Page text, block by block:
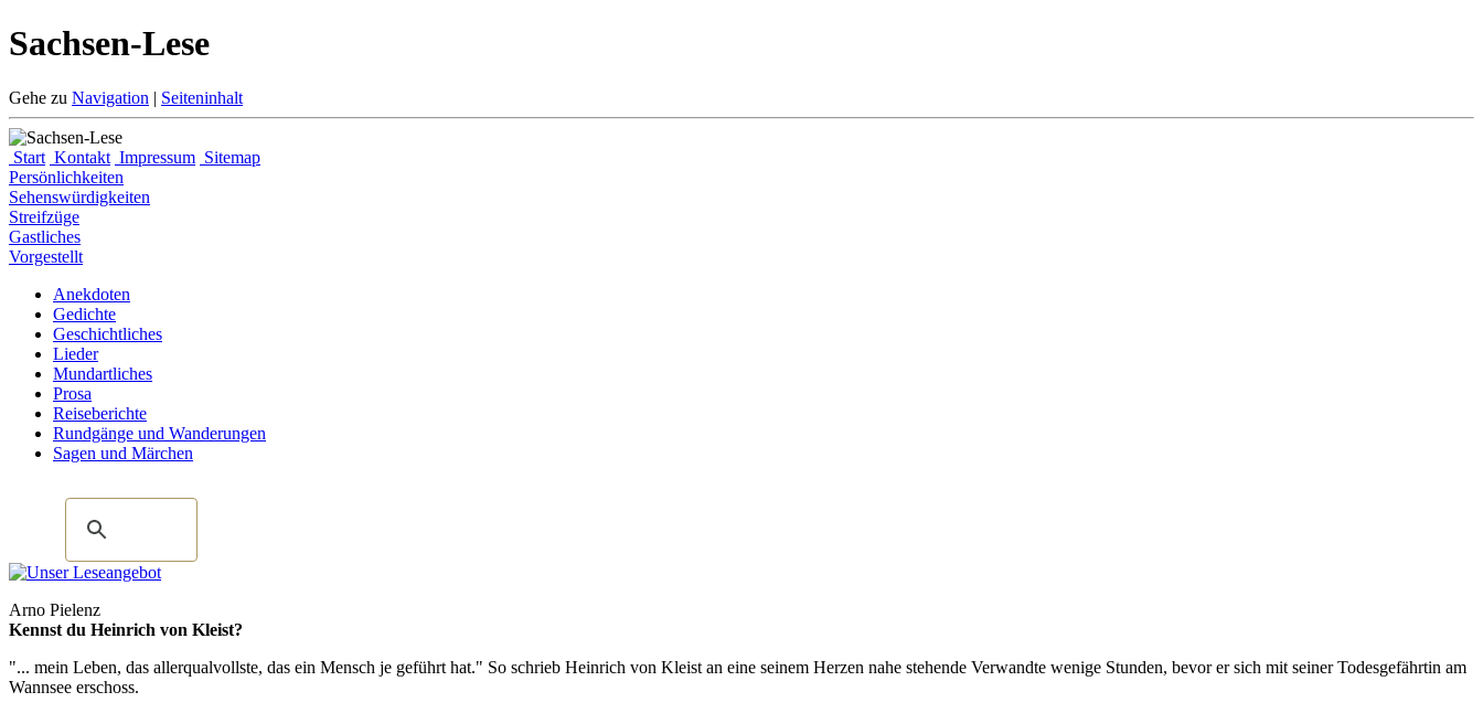
Sachsen-Lese
Gehe zu Navigation | Seiteninhalt
Start Kontakt Impressum Sitemap
Persönlichkeiten
Sehenswürdigkeiten
Streifzüge
Gastliches
Vorgestellt
Anekdoten
Gedichte
Geschichtliches
Lieder
Mundartliches
Prosa
Reiseberichte
Rundgänge und Wanderungen
Sagen und Märchen
Arno Pielenz
Kennst du Heinrich von Kleist?
"... mein Leben, das allerqualvollste, das ein Mensch je geführt hat." So schrieb Heinrich von Kleist an eine seinem Herzen nahe stehende Verwandte wenige Stunden, bevor er sich mit seiner Todesgefährtin am
Wannsee erschoss.